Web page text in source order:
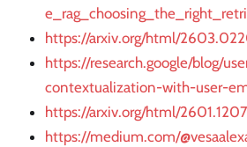
https://arxiv.org/html/
https://research.google/blog/
contextualization-with-user-
https://arxiv.org/html/
https://medium.com/